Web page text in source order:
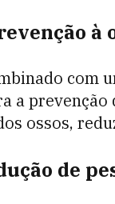
à
com
a prevenção
ossos,
de